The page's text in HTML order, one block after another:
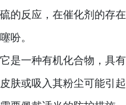
硫的反应，在催化剂的存
噻吩。
它是一种有机化合物，具
皮肤或吸入其粉尘可能引